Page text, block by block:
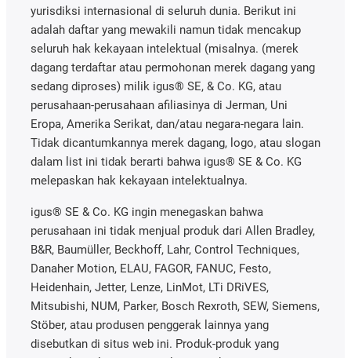
yurisdiksi internasional di seluruh dunia. Berikut ini
adalah daftar yang mewakili namun tidak mencakup
seluruh hak kekayaan intelektual (misalnya. (merek
dagang terdaftar atau permohonan merek dagang yang
sedang diproses) milik igus® SE, & Co. KG, atau
perusahaan-perusahaan afiliasinya di Jerman, Uni
Eropa, Amerika Serikat, dan/atau negara-negara lain.
Tidak dicantumkannya merek dagang, logo, atau slogan
dalam list ini tidak berarti bahwa igus® SE & Co. KG
melepaskan hak kekayaan intelektualnya.
igus® SE & Co. KG ingin menegaskan bahwa
perusahaan ini tidak menjual produk dari Allen Bradley,
B&R, Baumüller, Beckhoff, Lahr, Control Techniques,
Danaher Motion, ELAU, FAGOR, FANUC, Festo,
Heidenhain, Jetter, Lenze, LinMot, LTi DRiVES,
Mitsubishi, NUM, Parker, Bosch Rexroth, SEW, Siemens,
Stöber, atau produsen penggerak lainnya yang
disebutkan di situs web ini. Produk-produk yang